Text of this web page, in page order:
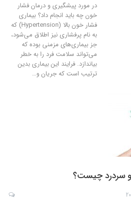
در مورد پیشگیری و درمان فشار
خون چه باید انجام داد؟ بیماری
فشار خون بالا (Hypertension) که
به نام پرفشاری نیز اطلاق می‌شود،
جز بیماری‌های مزمنی بوده که
می‌تواند سلامت فرد را به خطر
بیاندازد. فرایند این بیماری بدین
ترتیب است که جریان و…
سردرد چیست؟